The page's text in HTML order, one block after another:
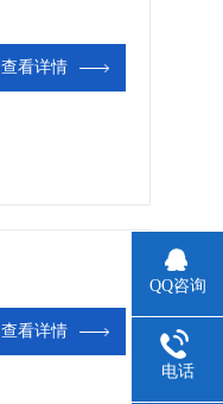
查看详情
查看详情
QQ咨询
电话